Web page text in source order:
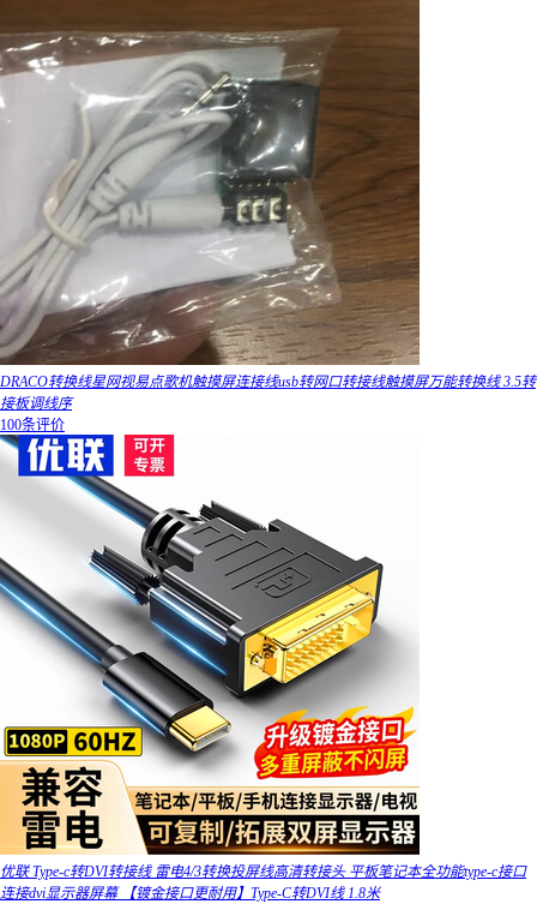
DRACO转换线星网视易点歌机触摸屏连接线usb转网口转接线触摸屏万能转换线 3.5转
接板调线序
100条评价
优联 Type-c转DVI转接线 雷电4/3转换投屏线高清转接头 平板笔记本全功能type-c接口
连接dvi显示器屏幕 【镀金接口更耐用】Type-C转DVI线 1.8米